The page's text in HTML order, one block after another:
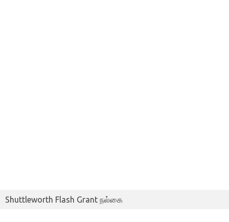
Shuttleworth Flash Grant நல்கை